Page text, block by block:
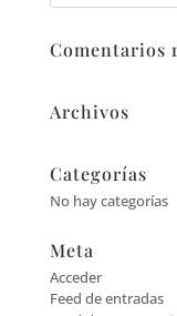
Comentarios
Archivos
Categorías
No hay categorías
Meta
Acceder
Feed de entradas